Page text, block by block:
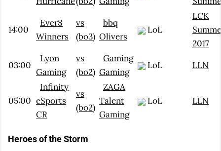
14:00
Ever8
Winners
vs
(bo3)
bbq
Olivers
LoL
LCK
2017
03:00
Lyon
Gaming
vs
(bo2)
Gaming
Gaming
LoL LLN
05:00
Infinity
eSports
CR
vs
(bo2)
ZAGA
Talent
Gaming
LoL LLN
Heroes of the Storm